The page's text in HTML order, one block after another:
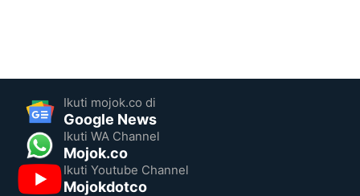
Ikuti mojok.co di
Google News
Ikuti WA Channel
Mojok.co
Ikuti Youtube Channel
Mojokdotco